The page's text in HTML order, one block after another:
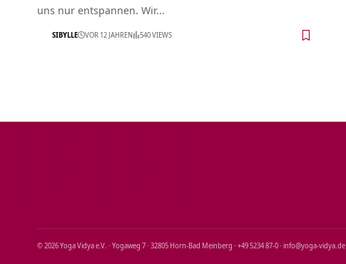
uns nur entspannen. Wir…
SIBYLLE VOR 12 JAHREN 540 VIEWS
© 2026 Yoga Vidya e.V. · Yogaweg 7 · 32805 Horn‑Bad Meinberg · +49 5234 87‑0 · info@yoga‑vidya.de